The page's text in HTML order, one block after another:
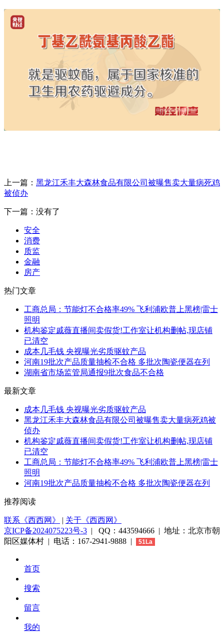
上一篇： 黑龙江禾丰大森林食品有限公司被曝售卖大量病死鸡
被侦办
下一篇：没有了
安全
消费
质监
金融
房产
热门文章
工商总局：节能灯不合格率49% 飞利浦欧普上黑榜|雷士
照明
机构鉴定戚薇直播间卖假货!工作室让机构删帖,现店铺
已清空
成本几毛钱 央视曝光劣质驱蚊产品
河南19批次产品质量抽检不合格 多批次陶瓷便器在列
湖南省市场监管局通报9批次食品不合格
最新文章
成本几毛钱 央视曝光劣质驱蚊产品
黑龙江禾丰大森林食品有限公司被曝售卖大量病死鸡被
侦办
机构鉴定戚薇直播间卖假货!工作室让机构删帖,现店铺
已清空
工商总局：节能灯不合格率49% 飞利浦欧普上黑榜|雷士
照明
河南19批次产品质量抽检不合格 多批次陶瓷便器在列
推荐阅读
联系《西西网》 | 关于《西西网》
京ICP备2024075223号-3 | QQ：443594666 | 地址：北京市朝
阳区媒体村 | 电话：167-2941-9888 |
51La
首页
搜索
留言
我的